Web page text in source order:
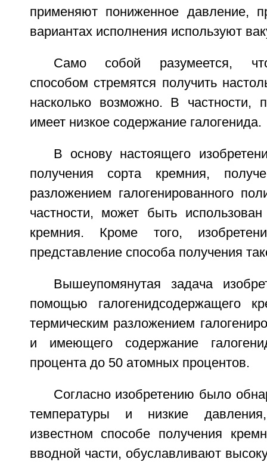
применяют пониженное давление,
вариантах исполнения используют
Само собой разумеется,
способом стремятся получить
насколько возможно. В частности,
имеет низкое содержание галогенида.
В основу настоящего
получения сорта кремния,
разложением галогенированного
частности, может быть
кремния. Кроме того,
представление способа получения
Вышеупомянутая задача
помощью галогенидсодержащего
термическим разложением
и имеющего содержание
процента до 50 атомных процентов.
Согласно изобретению было
температуры и низкие
известном способе получения
вводной части, обуславливают